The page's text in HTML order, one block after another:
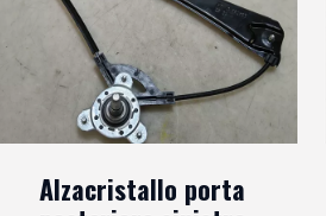
Alzacristallo porta